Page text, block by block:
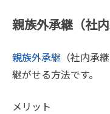
親族外承継（社内
親族外承継 （社内承
継がせる方法です。
メリット